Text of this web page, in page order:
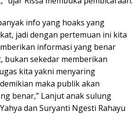
info yang hoaks yang
jadi dengan pertemuan ini kita
informasi yang benar
bukan sekedar memberikan
kita yakni menyaring
maka publik akan
benar,” Lanjut anak sulung
dan Suryanti Ngesti Rahayu